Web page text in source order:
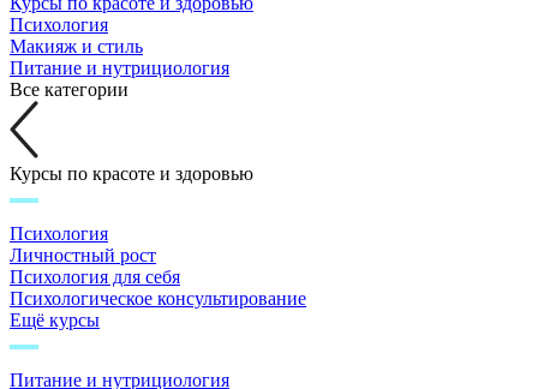
Психология
Макияж и стиль
Питание и нутрициология
Все категории
Курсы по красоте и здоровью
Психология
Личностный рост
Психология для себя
Психологическое консультирование
Ещё курсы
Питание и нутрициология